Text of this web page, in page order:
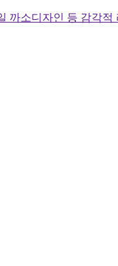
까소디자인 등 감각